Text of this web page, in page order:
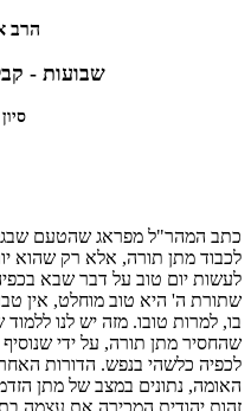
הרב
שבועות -
כתב המהר"ל מפראג שהטעם
לכבוד מתן תורה, אלא רק שהוא
לעשות יום טוב על דבר שבא
שתורת ה' היא טוב מוחלט, אין
בו, למרות טובו. מזה יש לנו
שהחסיר מתן תורה, על ידי
לכפיה כלשהי בנפש. הדורות
האומה, נתונים במצב של מתן
זהות יהודית המכירה את עצמה